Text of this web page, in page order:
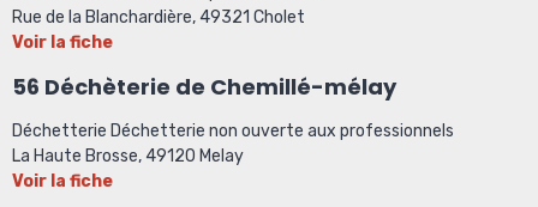
Rue de la Blanchardière, 49321 Cholet
Voir la fiche
56 Déchèterie de Chemillé-mélay
Déchetterie Déchetterie non ouverte aux professionnels
La Haute Brosse, 49120 Melay
Voir la fiche